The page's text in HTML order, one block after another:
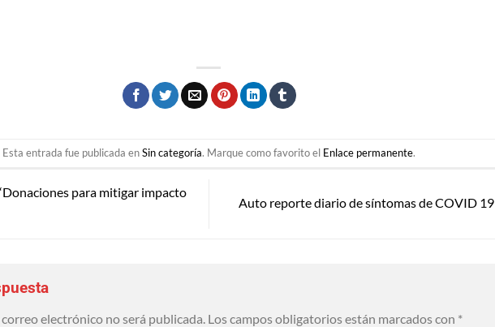
Esta entrada fue publicada enSin categoría. Marque como favorito el Enlace permanente.
para mitigar impacto
Auto reporte diario de síntomas de COVID 19
electrónico no será publicada. Los campos obligatorios están marcados con *